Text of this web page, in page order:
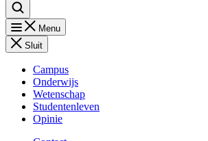
Menu
Sluit
Campus
Onderwijs
Wetenschap
Studentenleven
Opinie